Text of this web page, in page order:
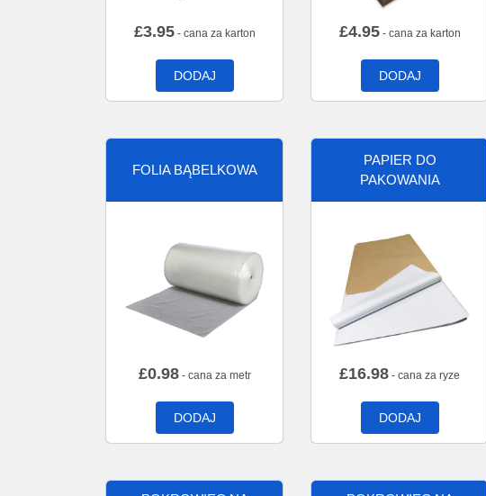
£3.95- cana za karton
DODAJ
£4.95- cana za karton
DODAJ
FOLIA BĄBELKOWA
£0.98- cana za metr
DODAJ
PAPIER DO
PAKOWANIA
£16.98 - cana za ryze
DODAJ